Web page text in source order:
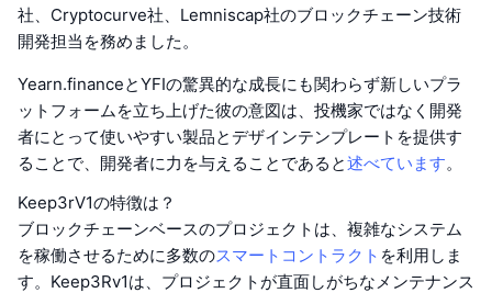
社、Cryptocurve社、Lemniscap社のブロックチェーン技術
開発担当を務めました。
Yearn.financeとYFIの驚異的な成長にも関わらず新しいプラ
ットフォームを立ち上げた彼の意図は、投機家ではなく開発
者にとって使いやすい製品とデザインテンプレートを提供す
ることで、開発者に力を与えることであると述べています。
Keep3rV1の特徴は？
ブロックチェーンベースのプロジェクトは、複雑なシステム
を稼働させるために多数のスマートコントラクト を利用しま
す。Keep3Rv1は、プロジェクトが直面しがちなメンテナンス